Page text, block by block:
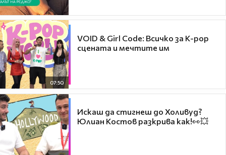
07:50
VOID & Girl Code: Всичко за K-pop
сцената и мечтите им
Искаш да стигнеш до Холивуд?
Юлиан Костов разкрива как!👀💥